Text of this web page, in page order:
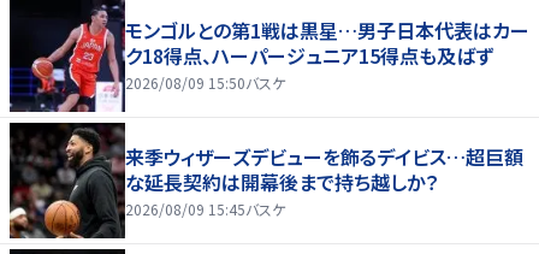
モンゴルとの第1戦は黒星…男子日本代表はカー
ク18得点、ハーパージュニア15得点も及ばず
2026/08/09 15:50バスケ
来季ウィザーズデビューを飾るデイビス…超巨額
な延長契約は開幕後まで持ち越しか？
2026/08/09 15:45バスケ